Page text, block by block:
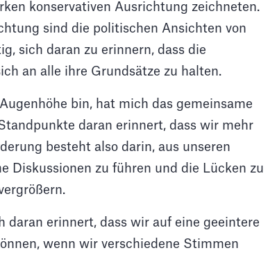
konservativen Ausrichtung zeichneten.
sind die politischen Ansichten von
sich daran zu erinnern, dass die
an alle ihre Grundsätze zu halten.
bin, hat mich das gemeinsame
daran erinnert, dass wir mehr
besteht also darin, aus unseren
Diskussionen zu führen und die Lücken zu
daran erinnert, dass wir auf eine geeintere
wenn wir verschiedene Stimmen